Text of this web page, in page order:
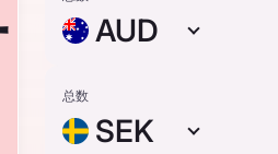
AUD
总数
SEK